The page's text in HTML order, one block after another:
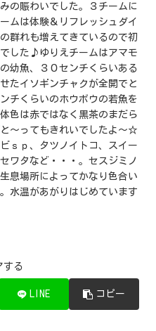
の賑わいでした。３チームに
ムは体験＆リフレッシュダイ
群れも増えてきているので初
した♪ゆりえチームはアマモ
幼魚、３０センチくらいある
たイソギンチャクが全開でと
チくらいのホウボウの若魚を
色は赤ではなく黒茶のまだら
～ってもきれいでしたよ～☆
ｓｐ、タツノイトコ、スイー
ワタなど・・・。セスジミノ
息場所によってかなり色合い
水温があがりはじめています
する
LINE コピー